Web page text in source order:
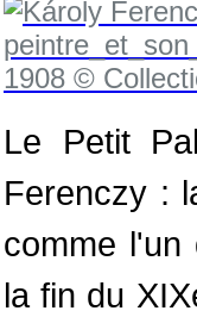
Le Petit
Ferenczy :
comme l'un
la fin du